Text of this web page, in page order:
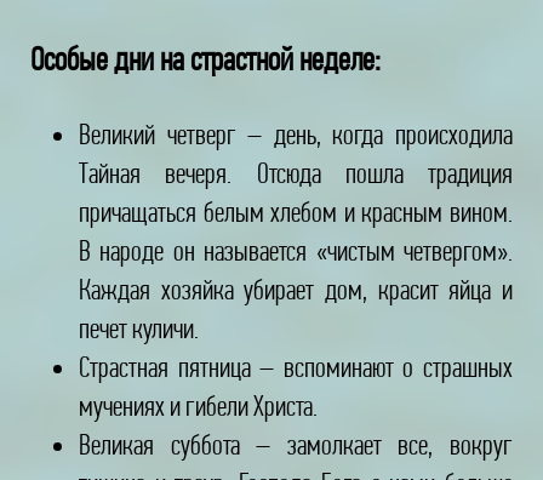
Особые дни на страстной неделе:
Великий четверг – день, когда происходила
Тайная вечеря. Отсюда пошла традиция
причащаться белым хлебом и красным вином.
В народе он называется «чистым четвергом».
Каждая хозяйка убирает дом, красит яйца и
печет куличи.
Страстная пятница – вспоминают о страшных
мучениях и гибели Христа.
Великая суббота – замолкает все, вокруг